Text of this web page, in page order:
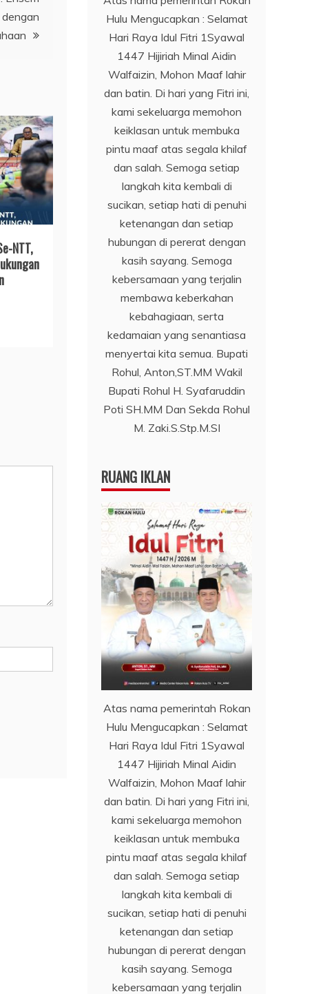
NTT,
Hulu Mengucapkan : Selamat
Hari Raya Idul Fitri 1Syawal
1447 Hijiriah Minal Aidin
Walfaizin, Mohon Maaf lahir
dan batin. Di hari yang Fitri ini,
kami sekeluarga memohon
keiklasan untuk membuka
pintu maaf atas segala khilaf
dan salah. Semoga setiap
langkah kita kembali di
sucikan, setiap hati di penuhi
ketenangan dan setiap
hubungan di pererat dengan
kasih sayang. Semoga
kebersamaan yang terjalin
membawa keberkahan
kebahagiaan, serta
kedamaian yang senantiasa
menyertai kita semua. Bupati
Rohul, Anton,ST.MM Wakil
Bupati Rohul H. Syafaruddin
Poti SH.MM Dan Sekda Rohul
M. Zaki.S.Stp.M.SI
RUANG IKLAN
Atas nama pemerintah Rokan
Hulu Mengucapkan : Selamat
Hari Raya Idul Fitri 1Syawal
1447 Hijiriah Minal Aidin
Walfaizin, Mohon Maaf lahir
dan batin. Di hari yang Fitri ini,
kami sekeluarga memohon
keiklasan untuk membuka
pintu maaf atas segala khilaf
dan salah. Semoga setiap
langkah kita kembali di
sucikan, setiap hati di penuhi
ketenangan dan setiap
hubungan di pererat dengan
kasih sayang. Semoga
kebersamaan yang terjalin